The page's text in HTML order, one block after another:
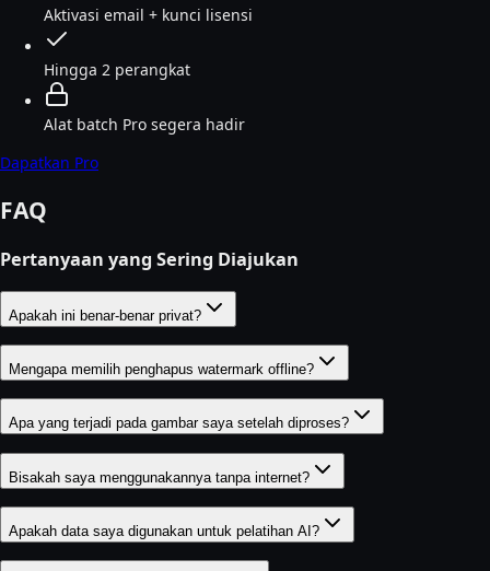
Aktivasi email + kunci lisensi
Hingga 2 perangkat
Alat batch Pro segera hadir
Dapatkan Pro
FAQ
Pertanyaan yang Sering Diajukan
Apakah ini benar-benar privat?
Mengapa memilih penghapus watermark offline?
Apa yang terjadi pada gambar saya setelah diproses?
Bisakah saya menggunakannya tanpa internet?
Apakah data saya digunakan untuk pelatihan AI?